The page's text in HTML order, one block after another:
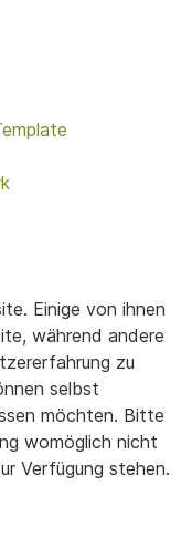
Einige von ihnen
während andere
zu
selbst
möchten. Bitte
womöglich nicht
Verfügung stehen.